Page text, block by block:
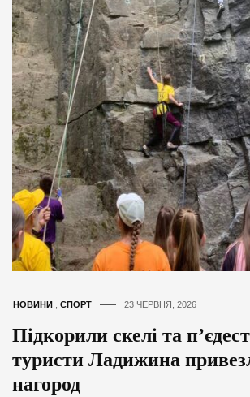
НОВИНИ СПОРТ 23 ЧЕРВНЯ, 2026
Підкорили скелі та
туристи Ладижина
нагород